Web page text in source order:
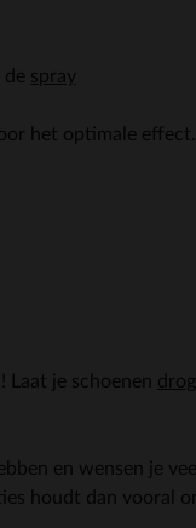
de spray
het optimale effect.
Laat je schoenen
en wensen je
houdt dan vooral